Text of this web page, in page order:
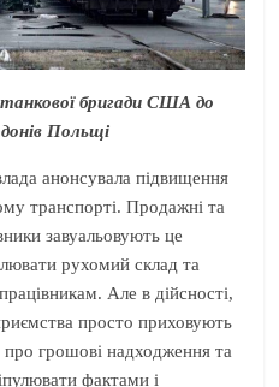
бригади США до
Польщі
анонсувала підвищення
транспорті. Продажні та
завуальовують це
рухомий склад та
Але в дійсності,
просто приховують
грошові надходження та
фактами і